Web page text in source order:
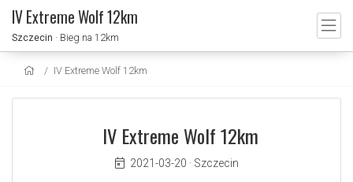
IV Extreme Wolf 12km
Szczecin · Bieg na 12km
IV Extreme Wolf 12km
IV Extreme Wolf 12km
2021-03-20 · Szczecin